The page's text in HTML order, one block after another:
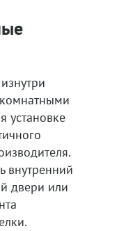
установке
внутренний
двери или